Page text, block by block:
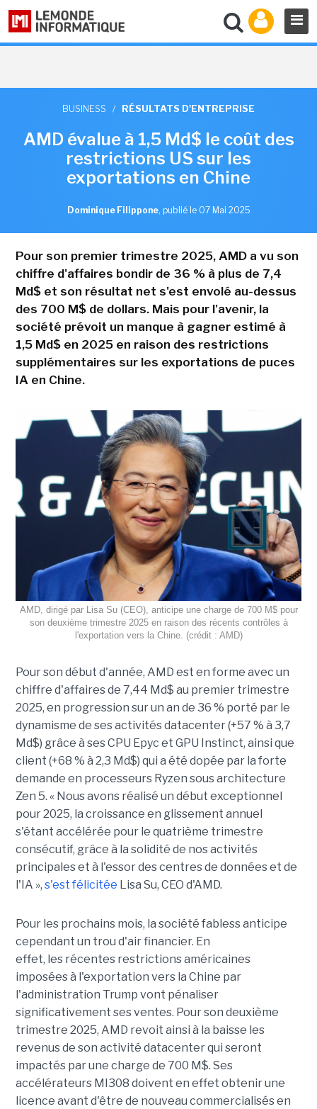
BUSINESS / RÉSULTATS D'ENTREPRISE
AMD évalue à 1,5 Md$ le coût des
restrictions US sur les
exportations en Chine
Dominique Filippone, publié le 07 Mai 2025
Pour son premier trimestre 2025, AMD a vu son
chiffre d'affaires bondir de 36 % à plus de 7,4
Md$ et son résultat net s'est envolé au-dessus
des 700 M$ de dollars. Mais pour l'avenir, la
société prévoit un manque à gagner estimé à
1,5 Md$ en 2025 en raison des restrictions
supplémentaires sur les exportations de puces
IA en Chine.
AMD, dirigé par Lisa Su (CEO), anticipe une charge de 700 M$ pour
son deuxième trimestre 2025 en raison des récents contrôles à
l'exportation vers la Chine. (crédit : AMD)
Pour son début d'année, AMD est en forme avec un
chiffre d'affaires de 7,44 Md$ au premier trimestre
2025, en progression sur un an de 36 % porté par le
dynamisme de ses activités datacenter (+57 % à 3,7
Md$) grâce à ses CPU Epyc et GPU Instinct, ainsi que
client (+68 % à 2,3 Md$) qui a été dopée par la forte
demande en processeurs Ryzen sous architecture
Zen 5. « Nous avons réalisé un début exceptionnel
pour 2025, la croissance en glissement annuel
s'étant accélérée pour le quatrième trimestre
consécutif, grâce à la solidité de nos activités
principales et à l'essor des centres de données et de
l'IA », s'est félicitée Lisa Su, CEO d'AMD.
Pour les prochains mois, la société fabless anticipe
cependant un trou d'air financier. En
effet, les récentes restrictions américaines
imposées à l'exportation vers la Chine par
l'administration Trump vont pénaliser
significativement ses ventes. Pour son deuxième
trimestre 2025, AMD revoit ainsi à la baisse les
revenus de son activité datacenter qui seront
impactés par une charge de 700 M$. Ses
accélérateurs MI308 doivent en effet obtenir une
licence avant d'être de nouveau commercialisés en